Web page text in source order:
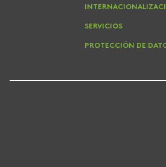
SERVICIOS
PROTECCIÓN DE